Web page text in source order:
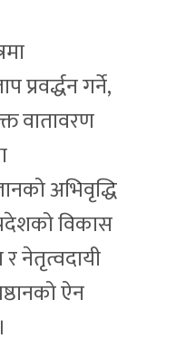
गर्ने,
वातावरण
अभिवृद्धि
विकास
नेतृत्वदायी
ऐन